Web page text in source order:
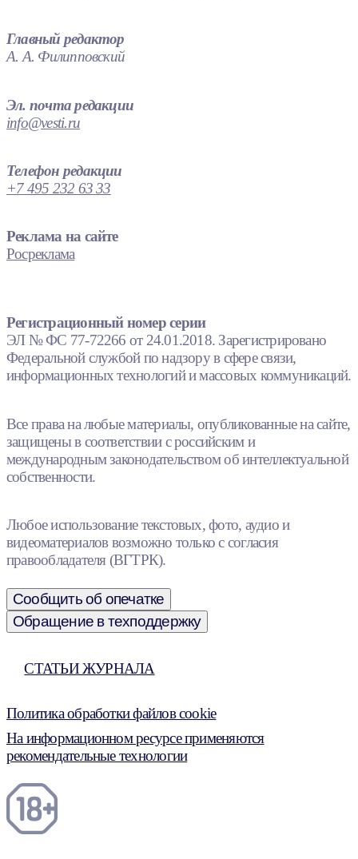
Главный редактор
А. А. Филипповский
Эл. почта редакции
info@vesti.ru
Телефон редакции
+7 495 232 63 33
Реклама на сайте
Росреклама
Регистрационный номер серии
ЭЛ № ФС 77-72266 от 24.01.2018. Зарегистрировано
Федеральной службой по надзору в сфере связи,
информационных технологий и массовых коммуникаций.
Все права на любые материалы, опубликованные на сайте,
защищены в соответствии с российским и
международным законодательством об интеллектуальной
собственности.
Любое использование текстовых, фото, аудио и
видеоматериалов возможно только с согласия
правообладателя (ВГТРК).
Сообщить об опечатке
Обращение в техподдержку
СТАТЬИ ЖУРНАЛА
Политика обработки файлов cookie
На информационном ресурсе применяются
рекомендательные технологии